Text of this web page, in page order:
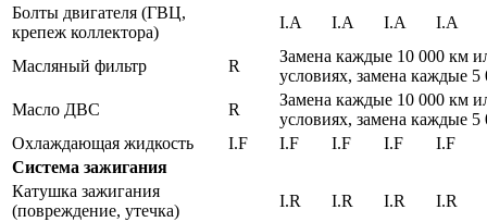
Болты двигателя (ГВЦ,
крепеж коллектора)
I.A I.A I.A I.A
Масляный фильтр R
Замена каждые 10 000 км
условиях, замена каждые
Масло ДВС
R
Замена каждые 10 000 км
условиях, замена каждые
Охлаждающая жидкость
I.F I.F I.F I.F
I.F
Система зажигания
Катушка зажигания
(повреждение, утечка)
I.R I.R I.R
I.R